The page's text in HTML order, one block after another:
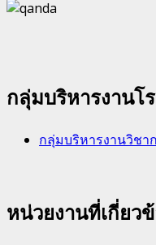
กลุ่มบริหารงานโ
กลุ่มบริหารงานวิชา
หน่วยงานที่เกี่ยว